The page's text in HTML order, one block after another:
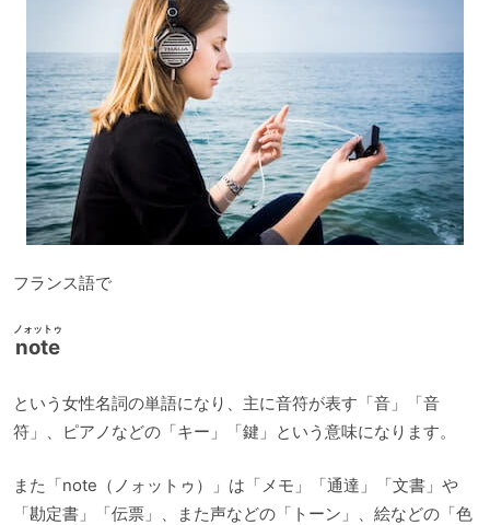
フランス語で
note
ノォットゥ
という女性名詞の単語になり、主に音符が表す「音」「音
符」、ピアノなどの「キー」「鍵」という意味になります。
また「note（ノォットゥ）」は「メモ」「通達」「文書」や
「勘定書」「伝票」、また声などの「トーン」、絵などの「色